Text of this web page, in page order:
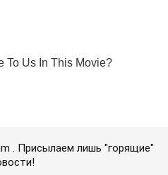
. Присылаем лишь "горящие"